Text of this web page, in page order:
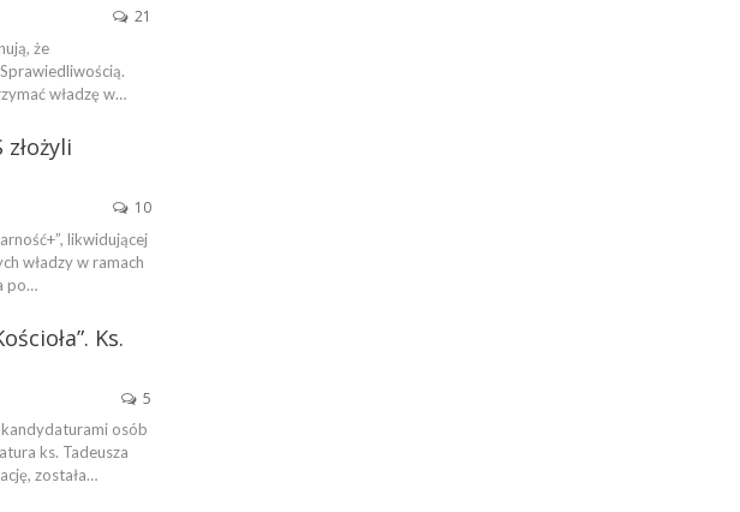
21
że
władzę w…
10
likwidującej
władzy w ramach
po…
Ks.
5
osób
ks. Tadeusza
została…